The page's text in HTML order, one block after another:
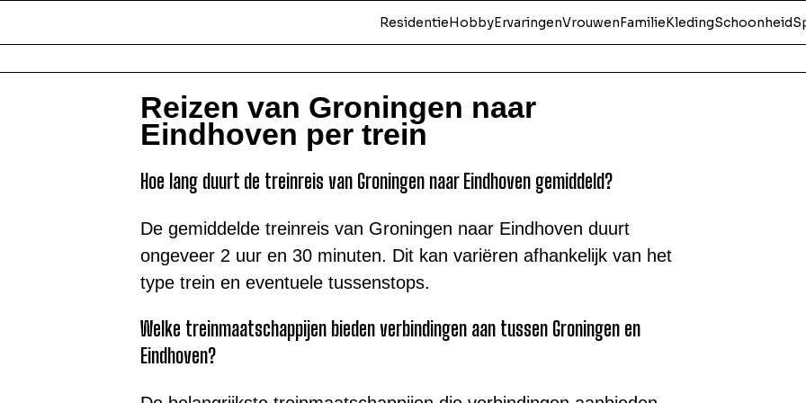
ResidentieHobbyErvaringenVrouwenFamilieKledingSchoonheid
Reizen van Groningen naar
Eindhoven per trein
Hoe lang duurt de treinreis van Groningen naar Eindhoven gemiddeld?
De gemiddelde treinreis van Groningen naar Eindhoven duurt
ongeveer 2 uur en 30 minuten. Dit kan variëren afhankelijk van het
type trein en eventuele tussenstops.
Welke treinmaatschappijen bieden verbindingen aan tussen Groningen en
Eindhoven?